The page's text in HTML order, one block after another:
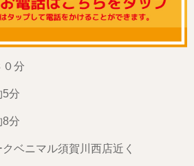
分
分
分
ベニマル須賀川西店近く